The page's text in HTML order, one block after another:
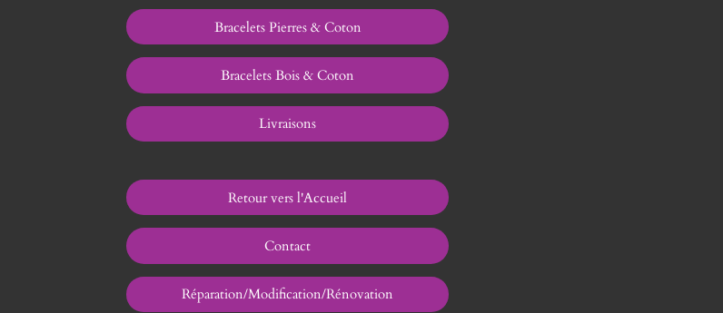
Bracelets Pierres & Coton
Bracelets Bois & Coton
Livraisons
Retour vers l'Accueil
Contact
Réparation/Modification/Rénovation